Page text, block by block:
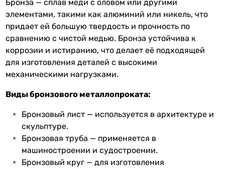
Бронза — сплав меди с оловом или другими
элементами, такими как алюминий или никель, что
придает ей большую твердость и прочность по
сравнению с чистой медью. Бронза устойчива к
коррозии и истиранию, что делает её подходящей
для изготовления деталей с высокими
механическими нагрузками.
Виды бронзового металлопроката:
Бронзовый лист — используется в архитектуре и
скульптуре.
Бронзовая труба — применяется в
машиностроении и судостроении.
Бронзовый круг — для изготовления